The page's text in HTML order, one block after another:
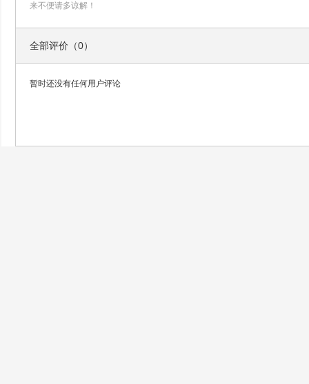
来不便请多谅解！
全部评价（0）
暂时还没有任何用户评论